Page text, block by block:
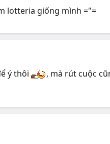
lotteria giống mình ="=
ý thôi
, mà rút cuộc